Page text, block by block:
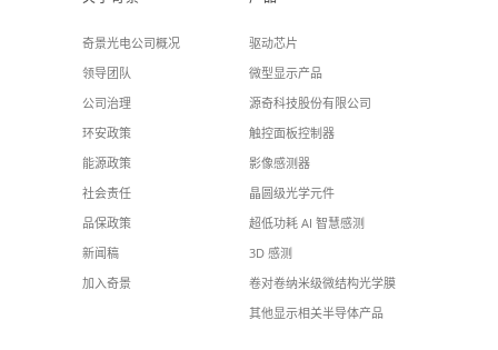
奇景光电公司概况
领导团队
公司治理
环安政策
能源政策
社会责任
品保政策
新闻稿
加入奇景
驱动芯片
微型显示产品
源奇科技股份有限公司
触控面板控制器
影像感测器
晶圆级光学元件
超低功耗 AI 智慧感测
3D 感测
卷对卷纳米级微结构光学膜
其他显示相关半导体产品